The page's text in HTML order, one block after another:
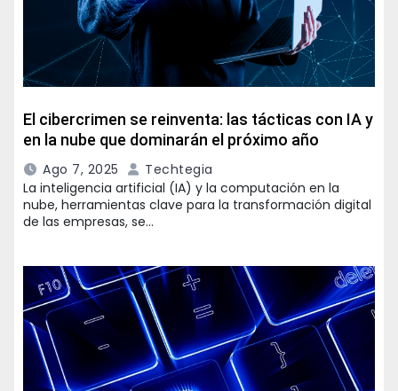
El cibercrimen se reinventa: las tácticas con IA y
en la nube que dominarán el próximo año
Ago 7, 2025
Techtegia
La inteligencia artificial (IA) y la computación en la
nube, herramientas clave para la transformación digital
de las empresas, se…